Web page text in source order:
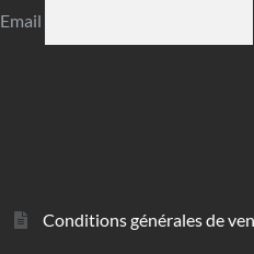
Email
Conditions générales de